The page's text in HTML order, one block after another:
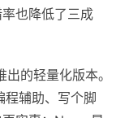
也降低了三成
的轻量化版本。
程辅助、写个脚